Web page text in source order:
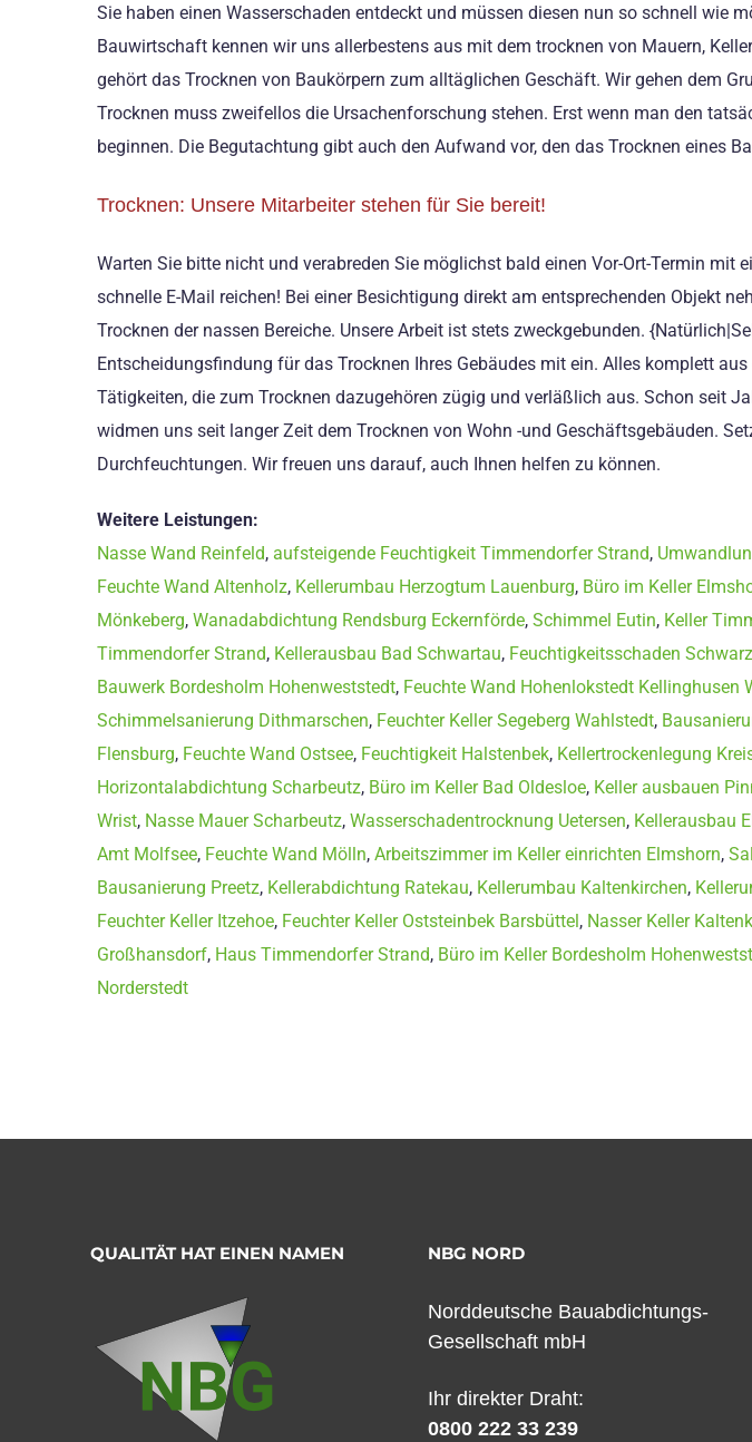
Sie haben einen Wasserschaden entdeckt und müssen diesen nun so schnell wie
Bauwirtschaft kennen wir uns allerbestens aus mit dem trocknen von Mauern,
gehört das Trocknen von Baukörpern zum alltäglichen Geschäft. Wir gehen dem
Trocknen muss zweifellos die Ursachenforschung stehen. Erst wenn man den
beginnen. Die Begutachtung gibt auch den Aufwand vor, den das Trocknen eines
Trocknen: Unsere Mitarbeiter stehen für Sie bereit!
Warten Sie bitte nicht und verabreden Sie möglichst bald einen Vor-Ort-Termin
schnelle E-Mail reichen! Bei einer Besichtigung direkt am entsprechenden Objekt
Trocknen der nassen Bereiche. Unsere Arbeit ist stets zweckgebunden.
Entscheidungsfindung für das Trocknen Ihres Gebäudes mit ein. Alles komplett
Tätigkeiten, die zum Trocknen dazugehören zügig und verläßlich aus. Schon seit
widmen uns seit langer Zeit dem Trocknen von Wohn -und Geschäftsgebäuden.
Durchfeuchtungen. Wir freuen uns darauf, auch Ihnen helfen zu können.
Weitere Leistungen:
Nasse Wand Reinfeld, aufsteigende Feuchtigkeit Timmendorfer Strand,
Feuchte Wand Altenholz, Kellerumbau Herzogtum Lauenburg, Büro im Keller
Mönkeberg, Wanadabdichtung Rendsburg Eckernförde, Schimmel Eutin, Keller
Timmendorfer Strand, Kellerausbau Bad Schwartau, Feuchtigkeitsschaden
Bauwerk Bordesholm Hohenweststedt, Feuchte Wand Hohenlokstedt Kellinghusen
Schimmelsanierung Dithmarschen, Feuchter Keller Segeberg Wahlstedt,
Flensburg, Feuchte Wand Ostsee, Feuchtigkeit Halstenbek, Kellertrockenlegung
Horizontalabdichtung Scharbeutz, Büro im Keller Bad Oldesloe, Keller ausbauen
Wrist, Nasse Mauer Scharbeutz, Wasserschadentrocknung Uetersen, Kellerausbau
Amt Molfsee, Feuchte Wand Mölln, Arbeitszimmer im Keller einrichten Elmshorn,
Bausanierung Preetz, Kellerabdichtung Ratekau, Kellerumbau Kaltenkirchen,
Feuchter Keller Itzehoe, Feuchter Keller Oststeinbek Barsbüttel, Nasser Keller
Großhansdorf, Haus Timmendorfer Strand, Büro im Keller Bordesholm
Norderstedt
QUALITÄT HAT EINEN NAMEN NBG NORD
Norddeutsche Bauabdichtungs-
Gesellschaft mbH
Ihr direkter Draht:
0800 222 33 239